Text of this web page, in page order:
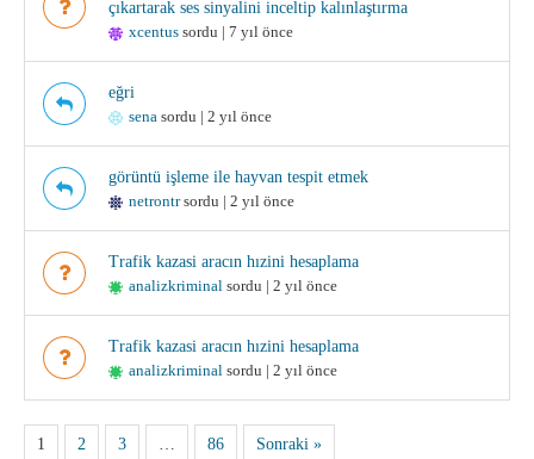
çıkartarak ses sinyalini inceltip kalınlaştırma
xcentus sordu | 7 yıl önce
eğri
sena sordu | 2 yıl önce
görüntü işleme ile hayvan tespit etmek
netrontrsordu | 2 yıl önce
Trafik kazasi aracın hızini hesaplama
analizkriminal sordu | 2 yıl önce
Trafik kazasi aracın hızini hesaplama
analizkriminal sordu | 2 yıl önce
1 2 3 … 86 Sonraki »